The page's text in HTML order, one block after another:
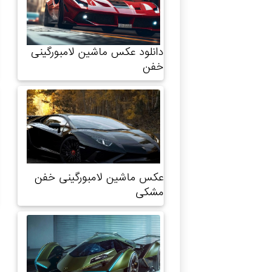
دانلود عکس ماشین لامبورگینی
خفن
عکس ماشین لامبورگینی خفن
مشکی